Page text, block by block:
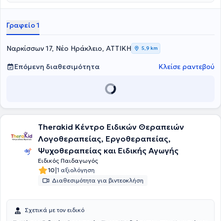
Γραφείο 1
Ναρκίσσων 17, Νέο Ηράκλειο, ΑΤΤΙΚΗ 5,9 km
Επόμενη διαθεσιμότητα Κλείσε ραντεβού
Therakid Κέντρο Ειδικών Θεραπειών
Λογοθεραπείας, Εργοθεραπείας,
Ψυχοθεραπείας και Ειδικής Αγωγής
Ειδικός Παιδαγωγός
10|1 αξιολόγηση
Διαθεσιμότητα για βιντεοκλήση
Σχετικά με τον ειδικό